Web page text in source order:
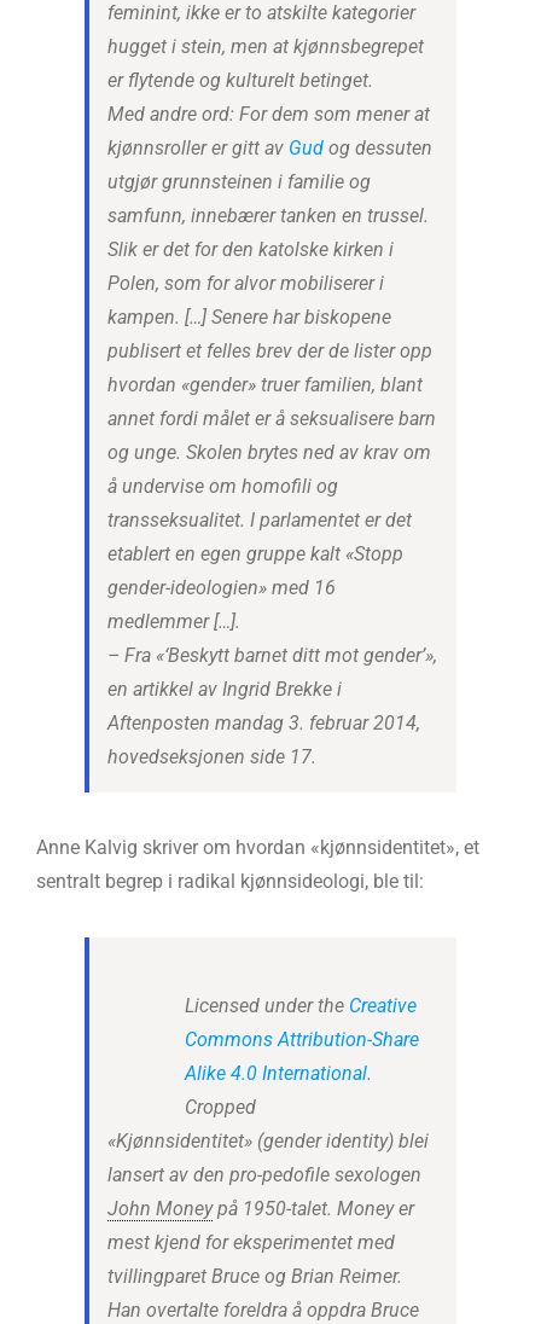
feminint, ikke er to atskilte kategorier
hugget i stein, men at kjønnsbegrepet
er flytende og kulturelt betinget.
Med andre ord: For dem som mener at
kjønnsroller er gitt av Gud og dessuten
utgjør grunnsteinen i familie og
samfunn, innebærer tanken en trussel.
Slik er det for den katolske kirken i
Polen, som for alvor mobiliserer i
kampen. […] Senere har biskopene
publisert et felles brev der de lister opp
hvordan «gender» truer familien, blant
annet fordi målet er å seksualisere barn
og unge. Skolen brytes ned av krav om
å undervise om homofili og
transseksualitet. I parlamentet er det
etablert en egen gruppe kalt «Stopp
gender-ideologien» med 16
medlemmer […].
– Fra «‘Beskytt barnet ditt mot gender’»,
en artikkel av Ingrid Brekke i
Aftenposten mandag 3. februar 2014,
hovedseksjonen side 17.
Anne Kalvig skriver om hvordan «kjønnsidentitet», et
sentralt begrep i radikal kjønnsideologi, ble til:
Licensed under the Creative
Commons Attribution-Share
Alike 4.0 International.
Cropped
«Kjønnsidentitet» (gender identity) blei
lansert av den pro-pedofile sexologen
John Moneypå 1950-talet. Money er
mest kjend for eksperimentet med
tvillingparet Bruce og Brian Reimer.
Han overtalte foreldra å oppdra Bruce